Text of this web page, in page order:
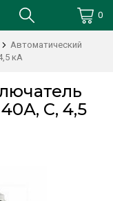
0
Автоматический
кА
С, 4,5